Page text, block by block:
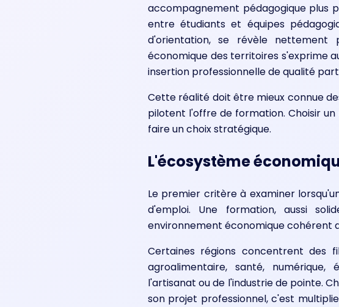
accompagnement pédagogique plus
entre étudiants et équipes
d'orientation, se révèle nettement
économique des territoires s'exprime
insertion professionnelle de qualité
Cette réalité doit être mieux connue
pilotent l'offre de formation. Choisir
faire un choix stratégique.
L'écosystème
Le premier critère à examiner
d'emploi. Une formation, aussi
environnement économique cohérent
Certaines régions concentrent des
agroalimentaire, santé, numérique,
l'artisanat ou de l'industrie de pointe.
son projet professionnel, c'est